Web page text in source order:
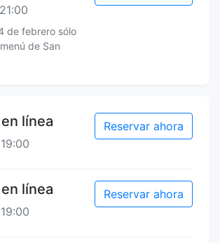
21:00
de febrero sólo
de San
línea
19:00
Reservar ahora
línea
19:00
Reservar ahora